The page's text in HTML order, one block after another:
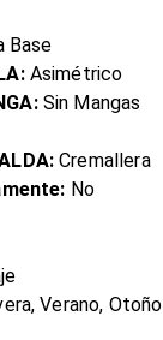
Base
Asimétrico
Sin Mangas
Cremallera
No
Verano, Otoño